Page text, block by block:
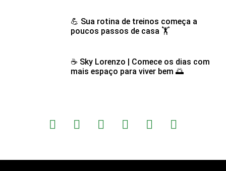
💪 Sua rotina de treinos começa a
poucos passos de casa 🏋️
☕ Sky Lorenzo | Comece os dias com
mais espaço para viver bem 🌅